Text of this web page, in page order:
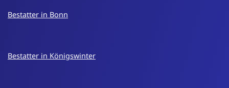
Bestatter in Bonn
Bestatter in Königswinter